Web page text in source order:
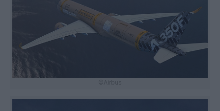
©Airbus